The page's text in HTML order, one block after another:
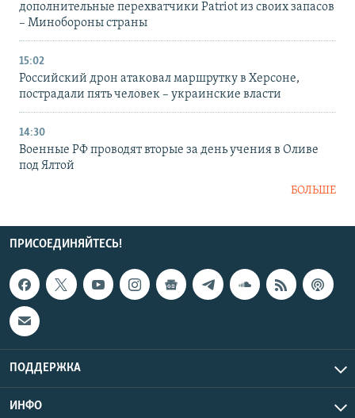
дополнительные перехватчики Patriot из своих запасов
– Минобороны страны
15:02
Российский дрон атаковал маршрутку в Херсоне,
пострадали пять человек – украинские власти
14:30
Военные РФ проводят вторые за день учения в Оливе
под Ялтой
БОЛЬШЕ
ПРИСОЕДИНЯЙТЕСЬ!
ПОДДЕРЖКА
ИНФО